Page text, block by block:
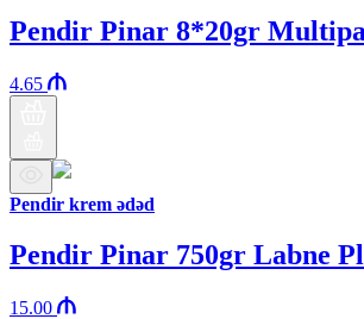
Pendir Pinar 8*20gr
4.65
Pendir krem ədəd
Pendir Pinar 750gr Labne Pl
15.00